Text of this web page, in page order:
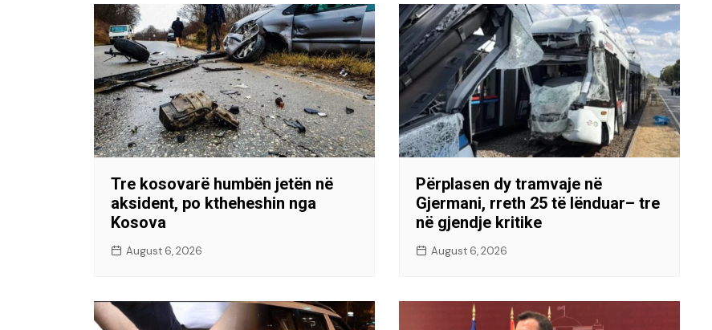
Tre kosovarë humbën jetën në
aksident, po ktheheshin nga
Kosova
August 6, 2026
Përplasen dy tramvaje në
Gjermani, rreth 25 të lënduar– tre
në gjendje kritike
August 6, 2026